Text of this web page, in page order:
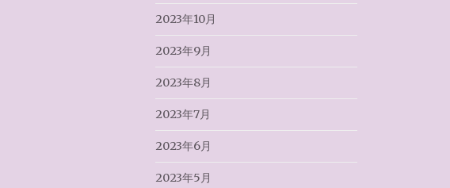
2023年10月
2023年9月
2023年8月
2023年7月
2023年6月
2023年5月